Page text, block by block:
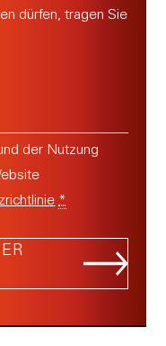
dürfen, tragen Sie
der Nutzung
*